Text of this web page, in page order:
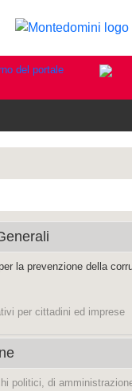
la prevenzione della
per cittadini ed imprese
politici, di